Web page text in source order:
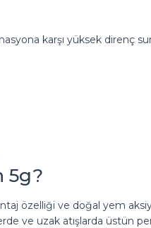
karşı yüksek direnç
5g?
özelliği ve doğal yem
ve uzak atışlarda üstün